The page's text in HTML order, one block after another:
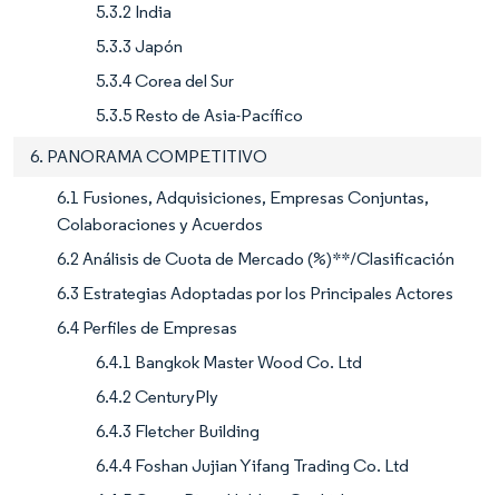
5.3.2 India
5.3.3 Japón
5.3.4 Corea del Sur
5.3.5 Resto de Asia-Pacífico
6. PANORAMA COMPETITIVO
6.1 Fusiones, Adquisiciones, Empresas Conjuntas,
Colaboraciones y Acuerdos
6.2 Análisis de Cuota de Mercado (%)**/Clasificación
6.3 Estrategias Adoptadas por los Principales Actores
6.4 Perfiles de Empresas
6.4.1 Bangkok Master Wood Co. Ltd
6.4.2 CenturyPly
6.4.3 Fletcher Building
6.4.4 Foshan Jujian Yifang Trading Co. Ltd